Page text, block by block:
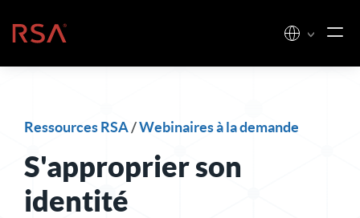
Accueil
Ressources RSA/Webinaires à la demande
S'approprier son
identité